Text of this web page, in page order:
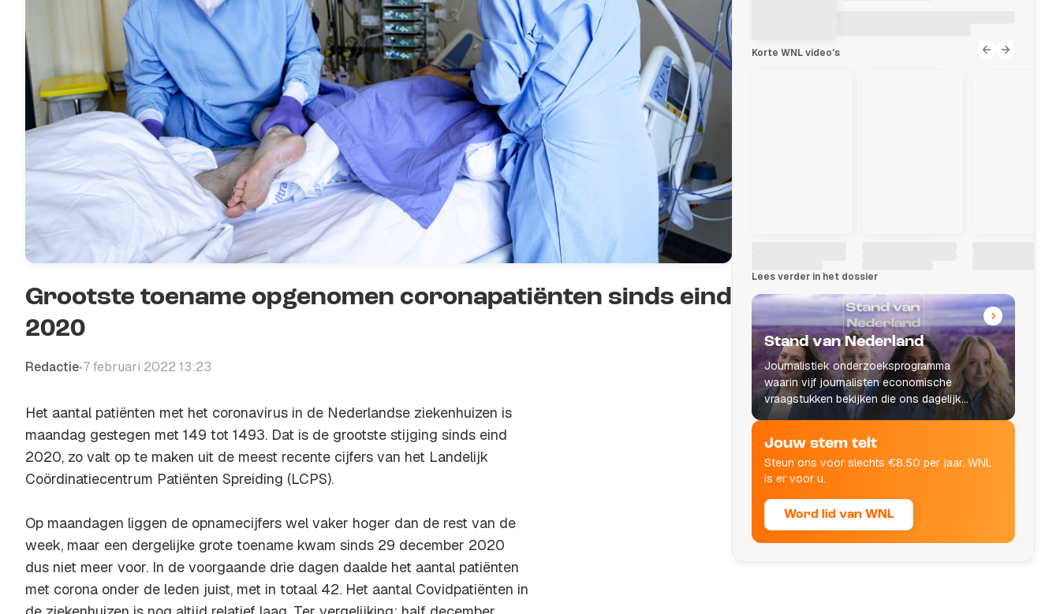
Grootste toename opgenomen coronapatiënten sinds eind
2020
Redactie•7 februari 2022 13:23
Het aantal patiënten met het coronavirus in de Nederlandse ziekenhuizen is
maandag gestegen met 149 tot 1493. Dat is de grootste stijging sinds eind
2020, zo valt op te maken uit de meest recente cijfers van het Landelijk
Coördinatiecentrum Patiënten Spreiding (LCPS).
Op maandagen liggen de opnamecijfers wel vaker hoger dan de rest van de
week, maar een dergelijke grote toename kwam sinds 29 december 2020
dus niet meer voor. In de voorgaande drie dagen daalde het aantal patiënten
met corona onder de leden juist, met in totaal 42. Het aantal Covidpatiënten in
Korte WNL video's
Lees verder in het dossier
Stand van Nederland
Journalistiek onderzoeksprogramma
waarin vijf journalisten economische
vraagstukken bekijken die ons dagelijks
leven raken.
Jouw stem telt
Steun ons voor slechts €8,50 per jaar. WNL
is er voor u.
Word lid van WNL